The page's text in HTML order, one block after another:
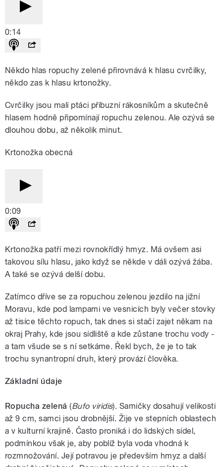
0:14
Někdo hlas ropuchy zelené přirovnává k hlasu cvrčilky,
někdo zas k hlasu krtonožky.
Cvrčilky jsou malí ptáci příbuzní rákosníkům a skutečně
hlasem hodně připomínají ropuchu zelenou. Ale ozývá se
dlouhou dobu, až několik minut.
Krtonožka obecná
0:09
Krtonožka patří mezi rovnokřídlý hmyz. Má ovšem asi
takovou sílu hlasu, jako když se někde v dáli ozývá žába.
A také se ozývá delší dobu.
Zatímco dříve se za ropuchou zelenou jezdilo na jižní
Moravu, kde pod lampami ve vesnicích byly večer stovky
až tisíce těchto ropuch, tak dnes si stačí zajet někam na
okraj Prahy, kde jsou sídliště a kde zůstane trochu vody -
a tam všude se s ní setkáme. Řekl bych, že je to tak
trochu synantropní druh, který provází člověka.
Základní údaje
Ropucha zelená (Bufo viridis). Samičky dosahují velikosti
až 9 cm, samci jsou drobnější. Žije ve stepních oblastech
a v kulturní krajině. Často proniká i do lidských sídel,
podmínkou však je, aby poblíž byla voda vhodná k
rozmnožování. Její potravou je především hmyz a další